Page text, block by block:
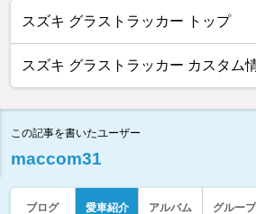
スズキ グラストラッカー トップ
スズキ グラストラッカー カスタム
この記事を書いたユーザー
maccom31
ブログ 愛車紹介 アルバム グループ